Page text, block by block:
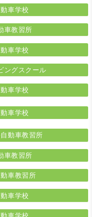
車学校
車教習所
車学校
ングスクール
車学校
車学校
動車教習所
車教習所
車教習所
車学校
車学校